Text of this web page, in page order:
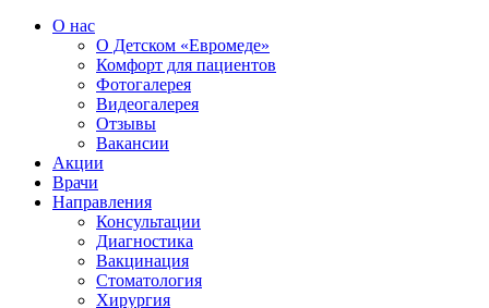
О нас
О Детском «Евромеде»
Комфорт для пациентов
Фотогалерея
Видеогалерея
Отзывы
Вакансии
Акции
Врачи
Направления
Консультации
Диагностика
Вакцинация
Стоматология
Хирургия